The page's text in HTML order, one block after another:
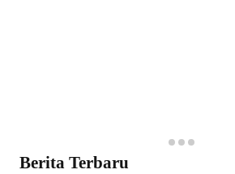
Berita Terbaru